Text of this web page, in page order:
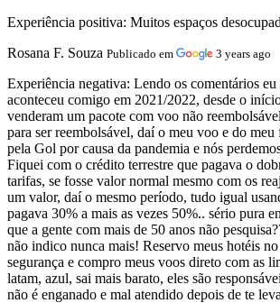
Experiência positiva: Muitos espaços
Rosana F. Souza Publicado em 3 years ago
Experiência negativa: Lendo os comentários
aconteceu comigo em 2021/2022, desde o
venderam um pacote com voo não
para ser reembolsável, daí o meu voo e do
pela Gol por causa da pandemia e nós
Fiquei com o crédito terrestre que pagava o
tarifas, se fosse valor normal mesmo com os
um valor, daí o mesmo período, tudo igual
pagava 30% a mais as vezes 50%.. sério pura
que a gente com mais de 50 anos não
não indico nunca mais! Reservo meus hotéis
segurança e compro meus voos direto com as
latam, azul, sai mais barato, eles são
não é enganado e mal atendido depois de te